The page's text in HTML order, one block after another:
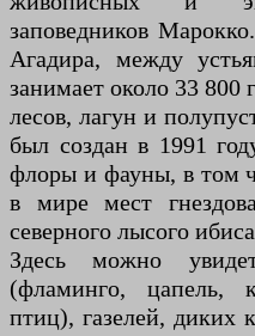
заповедников
Агадира, между
занимает около 33
лесов, лагун и
был создан в 1991
флоры и фауны, в том
в мире мест
северного лысого
Здесь можно
(фламинго, цапель,
птиц), газелей, диких